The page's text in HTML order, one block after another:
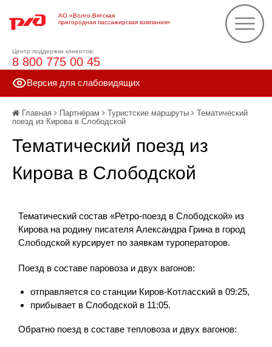
АО «Волго-Вятская
пригородная пассажирская компания»
Центр поддержки клиентов:
8 800 775 00 45
Версия для слабовидящих
Главная Партнёрам Туристские маршруты
Тематический
поезд из Кирова в Слободской
Тематический поезд из
Кирова в Слободской
Тематический состав «Ретро-поезд в Слободской» из
Кирова на родину писателя Александра Грина в город
Слободской курсирует по заявкам туроператоров.
Поезд в составе паровоза и двух вагонов:
отправляется со станции Киров-Котласский в 09:25,
прибывает в Слободской в 11:05.
Обратно поезд в составе тепловоза и двух вагонов: